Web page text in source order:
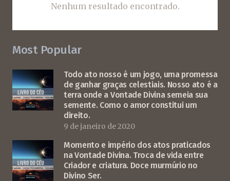
Nenhum resultado encontrado.
Most Popular
Todo ato nosso é um jogo, uma promessa
de ganhar graças celestiais. Nosso ato é a
terra onde a Vontade Divina semeia sua
semente. Como o amor constitui um
direito.
9 de janeiro de 2020
Momento e império dos atos praticados
na Vontade Divina. Troca de vida entre
Criador e criatura. Doce murmúrio no
Divino Ser.